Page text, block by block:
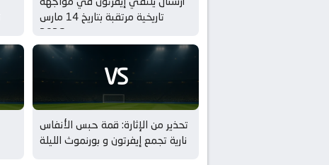
تاريخية مرتقبة بتاريخ 14 مارس
2026
VS
تحذير من الإثارة: قمة حبس الأنفاس
نارية تجمع إيفرتون و بورنموث الليلة